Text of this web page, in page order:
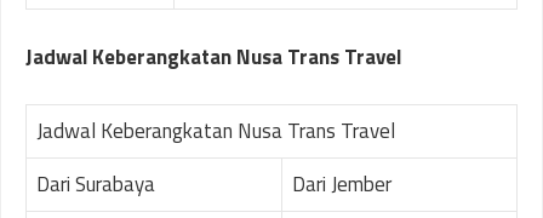
Jadwal Keberangkatan Nusa Trans Travel
Jadwal Keberangkatan Nusa Trans Travel
Dari Surabaya
Dari Jember